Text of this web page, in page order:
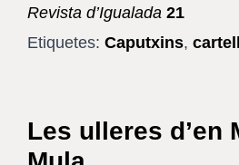
Revista d’Igualada 21
Etiquetes: Caputxins,
Les ulleres d’en